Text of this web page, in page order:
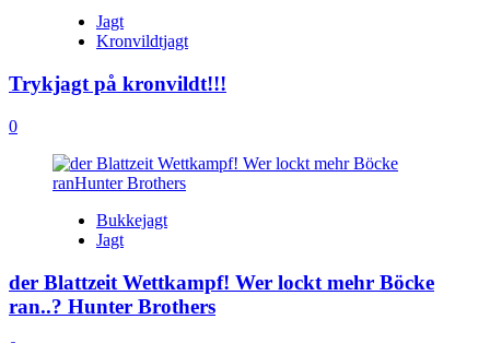
Jagt
Kronvildtjagt
Trykjagt på kronvildt!!!
0
Bukkejagt
Jagt
der Blattzeit Wettkampf! Wer lockt mehr Böcke
ran..? Hunter Brothers